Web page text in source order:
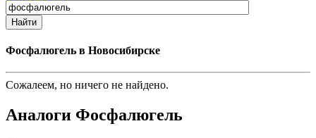
Найти
Фосфалюгель в Новосибирске
Сожалеем, но ничего не найдено.
Аналоги Фосфалюгель